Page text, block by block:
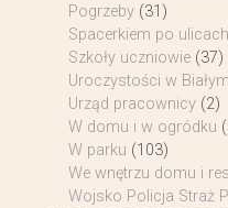
Pogrzeby (31)
Spacerkiem po
Szkoły uczniowie (37)
Uroczystości w
Urząd pracownicy (2)
W domu i w ogródku
W parku (103)
We wnętrzu domu i
Wojsko Policja Straż